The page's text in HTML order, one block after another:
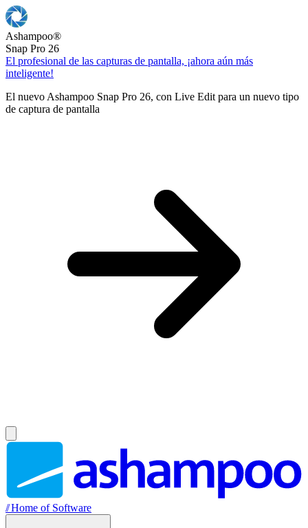
Ashampoo®
Snap Pro 26
El profesional de las capturas de pantalla, ¡ahora aún más
inteligente!
El nuevo Ashampoo Snap Pro 26, con Live Edit para un nuevo tipo
de captura de pantalla
//Home of Software